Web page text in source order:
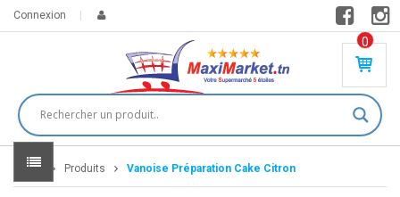
Connexion
0
PR
DU
IT(
S)
Home Produits Vanoise Préparation Cake Citron